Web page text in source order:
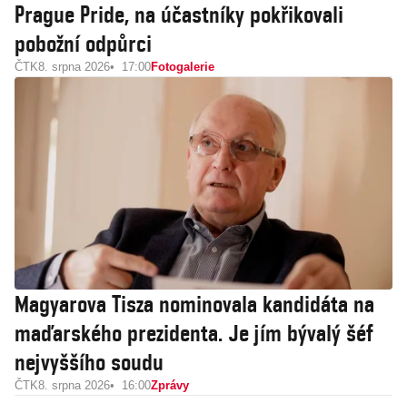
Prague Pride, na účastníky pokřikovali
pobožní odpůrci
ČTK8. srpna 2026 17:00Fotogalerie
Magyarova Tisza nominovala kandidáta na
maďarského prezidenta. Je jím bývalý šéf
nejvyššího soudu
ČTK8. srpna 2026 16:00Zprávy